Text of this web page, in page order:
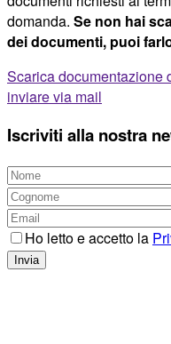
domanda. Se non hai
dei documenti, puoi
Scarica documentazione
inviare via mail
Iscriviti alla nostra
Ho letto e accetto la